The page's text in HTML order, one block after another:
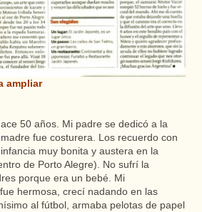
ampliar
50 años. Mi padre se dedicó a la
fue costurera. Los recuerdo con
muy bonita y austera en la
de Porto Alegre). No sufrí la
porque era un bebé. Mi
hermosa, crecí nadando en las
al fútbol, armaba pelotas de papel